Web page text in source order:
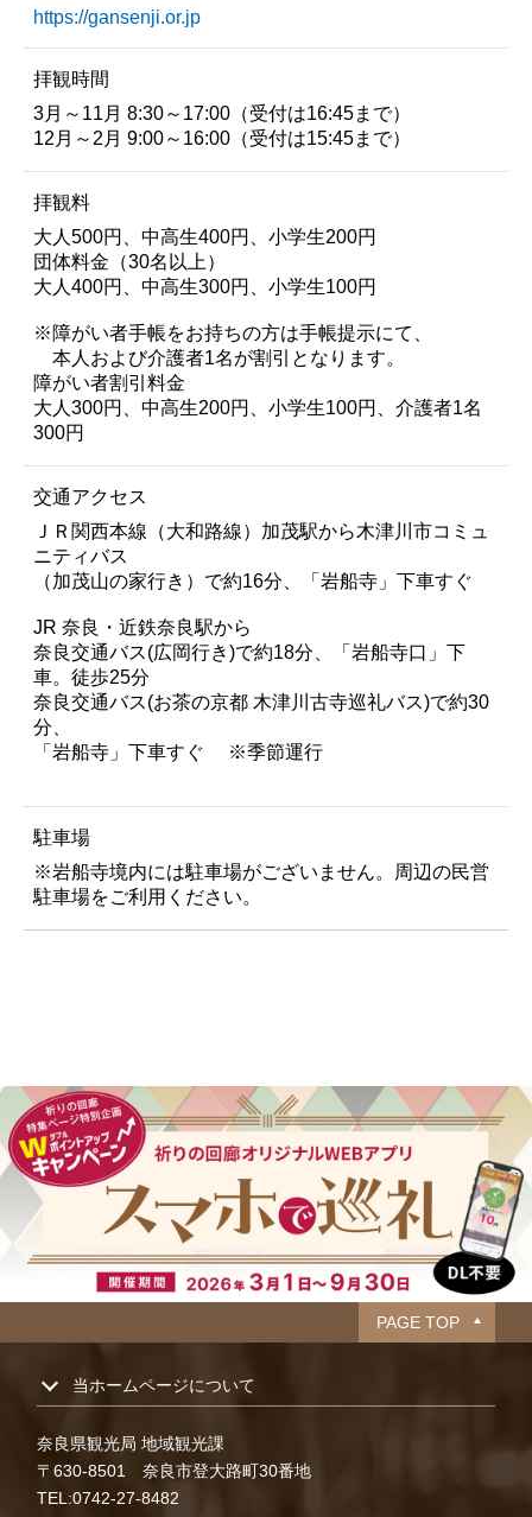
https://gansenji.or.jp
拝観時間
3月～11月 8:30～17:00（受付は16:45まで）
12月～2月 9:00～16:00（受付は15:45まで）
拝観料
大人500円、中高生400円、小学生200円
団体料金（30名以上）
大人400円、中高生300円、小学生100円
※障がい者手帳をお持ちの方は手帳提示にて、
本人および介護者1名が割引となります。
障がい者割引料金
大人300円、中高生200円、小学生100円、介護者1名
300円
交通アクセス
ＪＲ関西本線（大和路線）加茂駅から木津川市コミュ
ニティバス
（加茂山の家行き）で約16分、「岩船寺」下車すぐ
JR 奈良・近鉄奈良駅から
奈良交通バス(広岡行き)で約18分、「岩船寺口」下
車。徒歩25分
奈良交通バス(お茶の京都 木津川古寺巡礼バス)で約30
分、
「岩船寺」下車すぐ ※季節運行
駐車場
※岩船寺境内には駐車場がございません。周辺の民営
駐車場をご利用ください。
PAGE TOP
当ホームページについて
奈良県観光局 地域観光課
〒630-8501 奈良市登大路町30番地
TEL:0742-27-8482